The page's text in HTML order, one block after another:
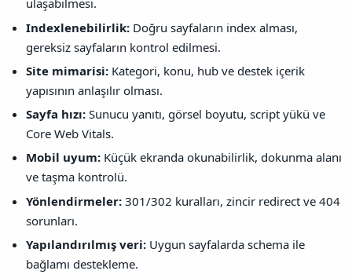
ulaşabilmesi.
Indexlenebilirlik: Doğru sayfaların index alması,
gereksiz sayfaların kontrol edilmesi.
Site mimarisi: Kategori, konu, hub ve destek içerik
yapısının anlaşılır olması.
Sayfa hızı: Sunucu yanıtı, görsel boyutu, script yükü ve
Core Web Vitals.
Mobil uyum: Küçük ekranda okunabilirlik, dokunma alanı
ve taşma kontrolü.
Yönlendirmeler: 301/302 kuralları, zincir redirect ve 404
sorunları.
Yapılandırılmış veri: Uygun sayfalarda schema ile
bağlamı destekleme.